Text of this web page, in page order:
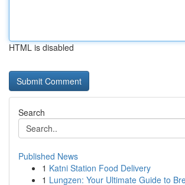
HTML is disabled
Search
Published News
1 Katni Station Food Delivery
1 Lungzen: Your Ultimate Guide to